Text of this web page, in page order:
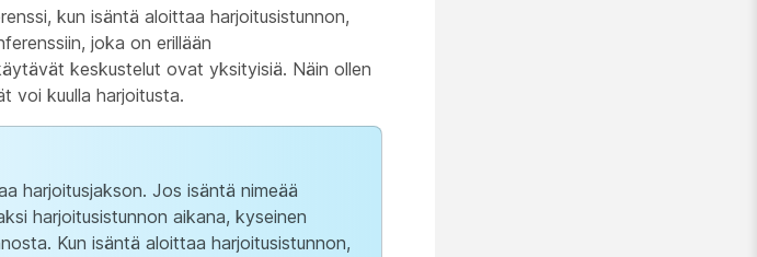
kun isäntä aloittaa harjoitusistunnon,
joka on erillään
keskustelut ovat yksityisiä. Näin ollen
voi kuulla harjoitusta.
harjoitusjakson. Jos isäntä nimeää
harjoitusistunnon aikana, kyseinen
Kun isäntä aloittaa harjoitusistunnon,